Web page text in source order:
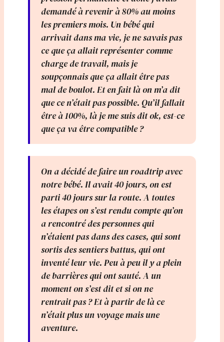
demandé à revenir à 80% au moins
les premiers mois. Un bébé qui
arrivait dans ma vie, je ne savais pas
ce que ça allait représenter comme
charge de travail, mais je
soupçonnais que ça allait être pas
mal de boulot. Et en fait là on m’a dit
que ce n’était pas possible. Qu’il fallait
être à 100%, là je me suis dit ok, est-ce
que ça va être compatible ?
On a décidé de faire un roadtrip avec
notre bébé. Il avait 40 jours, on est
parti 40 jours sur la route. A toutes
les étapes on s’est rendu compte qu’on
a rencontré des personnes qui
n’étaient pas dans des cases, qui sont
sortis des sentiers battus, qui ont
inventé leur vie. Peu à peu il y a plein
de barrières qui ont sauté. A un
moment on s’est dit et si on ne
rentrait pas ? Et à partir de là ce
n’était plus un voyage mais une
aventure.